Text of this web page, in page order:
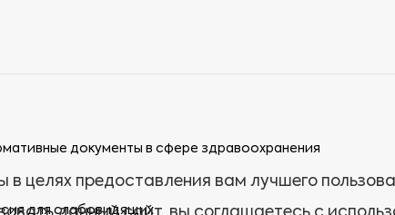
документы в сфере здравоохранения
для слабовидящих
целях предоставления вам лучшего